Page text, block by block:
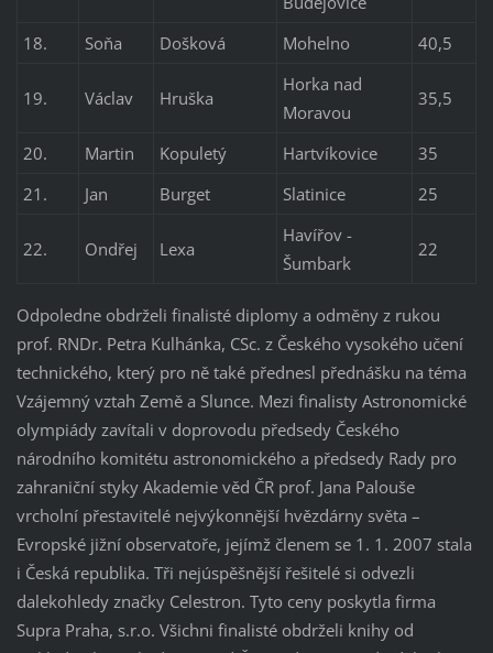
18.
Soňa Došková Mohelno 40,5
19. Václav Hruška
Horka nad
Moravou
35,5
20. Martin Kopuletý Hartvíkovice
35
21.
Jan Burget Slatinice 25
22. Ondřej Lexa
Havířov -
Šumbark
22
Odpoledne obdrželi finalisté diplomy a odměny z rukou
prof. RNDr. Petra Kulhánka, CSc. z Českého vysokého učení
technického, který pro ně také přednesl přednášku na téma
Vzájemný vztah Země a Slunce. Mezi finalisty Astronomické
olympiády zavítali v doprovodu předsedy Českého
národního komitétu astronomického a předsedy Rady pro
zahraniční styky Akademie věd ČR prof. Jana Palouše
vrcholní přestavitelé nejvýkonnější hvězdárny světa –
Evropské jižní observatoře, jejímž členem se 1. 1. 2007 stala
i Česká republika. Tři nejúspěšnější řešitelé si odvezli
dalekohledy značky Celestron. Tyto ceny poskytla firma
Supra Praha, s.r.o. Všichni finalisté obdrželi knihy od